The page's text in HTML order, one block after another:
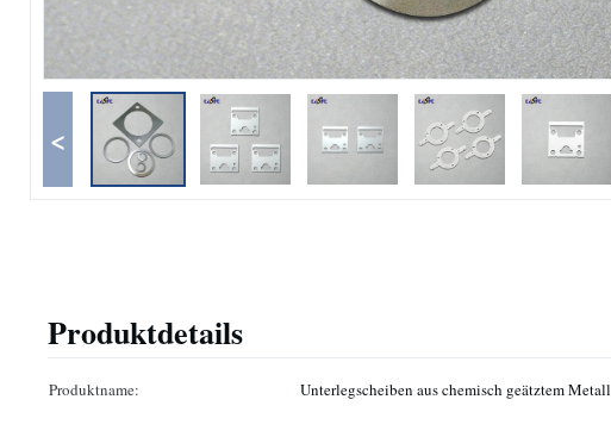
<
Produktdetails
Produktname: Unterlegscheiben aus chemisch geätztem Metall